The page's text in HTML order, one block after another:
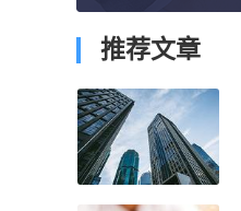
推荐文章